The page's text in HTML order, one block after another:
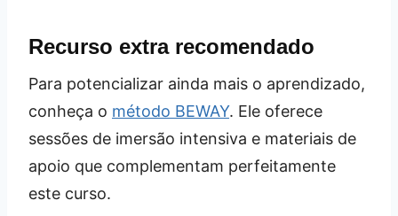
Recurso extra recomendado
Para potencializar ainda mais o aprendizado,
conheça o método BEWAY. Ele oferece
sessões de imersão intensiva e materiais de
apoio que complementam perfeitamente
este curso.